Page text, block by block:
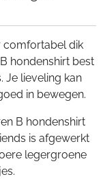
comfortabel dik
hondenshirt best
Je lieveling kan
in bewegen.
B hondenshirt
is afgewerkt
legergroene